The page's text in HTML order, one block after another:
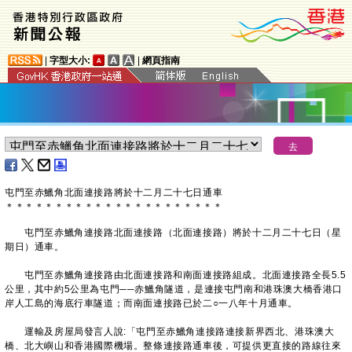
字型大小: 網頁指南
屯門至赤鱲角北面連接路將於十二月二十七日通車
＊ ＊ ＊ ＊ ＊ ＊ ＊ ＊ ＊ ＊ ＊ ＊ ＊ ＊ ＊ ＊ ＊ ＊ ＊ ＊ ＊ ＊
屯門至赤鱲角連接路北面連接路（北面連接路）將於十二月二十七日（星
期日）通車。
屯門至赤鱲角連接路由北面連接路和南面連接路組成。北面連接路全長5.5
公里，其中約5公里為屯門──赤鱲角隧道，是連接屯門南和港珠澳大橋香港口
岸人工島的海底行車隧道；而南面連接路已於二○一八年十月通車。
運輸及房屋局發言人說:「屯門至赤鱲角連接路連接新界西北、港珠澳大
橋、北大嶼山和香港國際機場。整條連接路通車後，可提供更直接的路線往來